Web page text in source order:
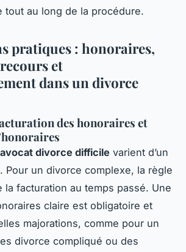
tout au long de la procédure.
pratiques : honoraires,
et
dans un divorce
des honoraires et
divorce difficile varient d’un
Pour un divorce complexe, la règle
la facturation au temps passé. Une
claire est obligatoire et
majorations, comme pour un
divorce compliqué ou des